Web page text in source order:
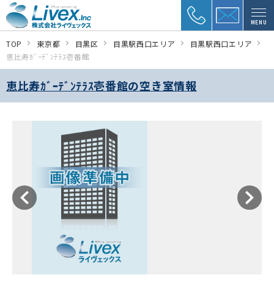
MENU
TOP 東京都 目黒区 目黒駅西口エリア
目黒駅西口エリア
恵比寿ｶﾞｰﾃﾞﾝﾃﾗｽ壱番館
恵比寿ｶﾞｰﾃﾞﾝﾃﾗｽ壱番館の空き室情報